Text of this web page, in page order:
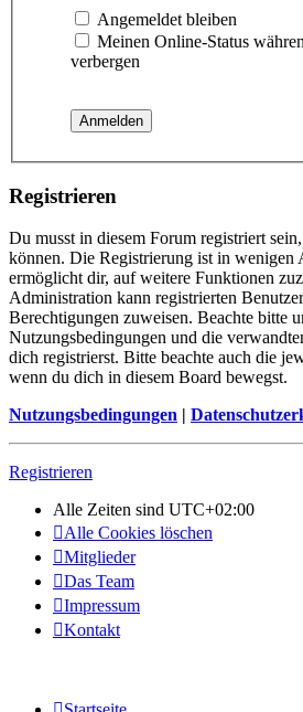
Angemeldet bleiben
Meinen Online-Status
verbergen
Registrieren
Du musst in diesem Forum registriert
können. Die Registrierung ist in wenigen
ermöglicht dir, auf weitere Funktionen
Administration kann registrierten
Berechtigungen zuweisen. Beachte bitte
Nutzungsbedingungen und die
dich registrierst. Bitte beachte auch die
wenn du dich in diesem Board bewegst.
Nutzungsbedingungen |
Registrieren
Alle Zeiten sind UTC+02:00
Alle Cookies löschen
Mitglieder
Das Team
Impressum
Kontakt